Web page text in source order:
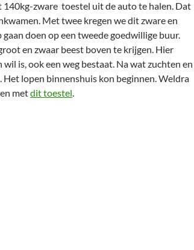
zware toestel uit de auto te halen. Dat
Met twee kregen we dit zware en
doen op een tweede goedwillige buur.
en zwaar beest boven te krijgen. Hier
is, ook een weg bestaat. Na wat zuchten en
lopen binnenshuis kon beginnen. Weldra
metdit toestel.